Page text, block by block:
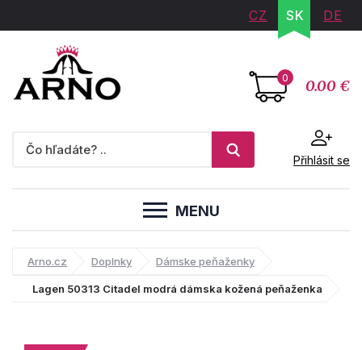
CZ SK DE
0 0.00 €
Přihlásit se
MENU
Arno.cz Doplnky Dámske peňaženky
Lagen 50313 Citadel modrá dámska kožená peňaženka